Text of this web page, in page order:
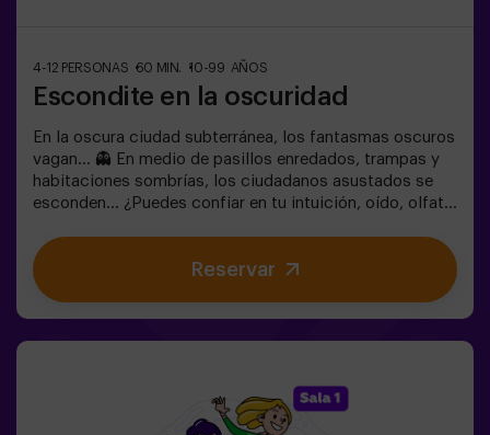
4-12 PERSONAS 60 MIN. 10-99 AÑOS
Escondite en la oscuridad
En la oscura ciudad subterránea, los fantasmas oscuros
vagan... 👻 En medio de pasillos enredados, trampas y
habitaciones sombrías, los ciudadanos asustados se
esconden... ¿Puedes confiar en tu intuición, oído, olfato
luego encontrar a tus amigos?🔦 Escondite en la
Oscuridad es un juego inmersivo sensorial inspirado en
las escondidas de siempre, pero llevado a otro nivel:
sonido que hacen la experiencia inolvidable✅ Ideal para
grupos grandes | planes con amigos | adolescentes |
Reservar